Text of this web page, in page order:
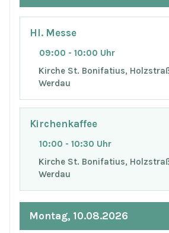
Hl. Messe
09:00 - 10:00 Uhr
Kirche St. Bonifatius,
Werdau
Kirchenkaffee
10:00 - 10:30 Uhr
Kirche St. Bonifatius,
Werdau
Montag, 10.08.2026